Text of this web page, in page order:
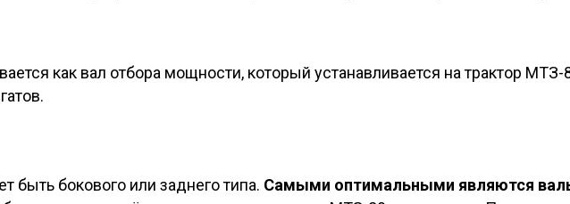
как вал отбора мощности, который устанавливается на трактор
быть бокового или заднего типа. Самыми оптимальными являются